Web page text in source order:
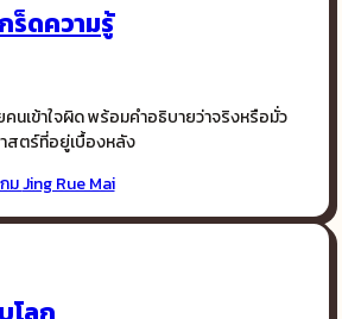
ร็ดความรู้
นเข้าใจผิด พร้อมคำอธิบายว่าจริงหรือมั่ว
สตร์ที่อยู่เบื้องหลัง
มJing Rue Mai